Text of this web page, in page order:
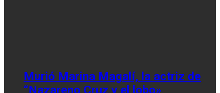
Murió Marina Magalí, la actriz de
“Nazareno Cruz y el lobo»